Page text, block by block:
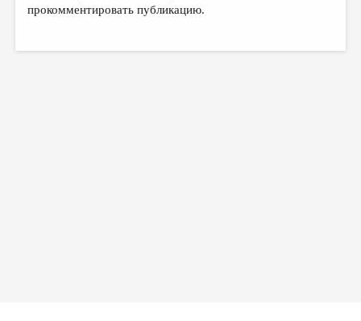
прокомментировать публикацию.